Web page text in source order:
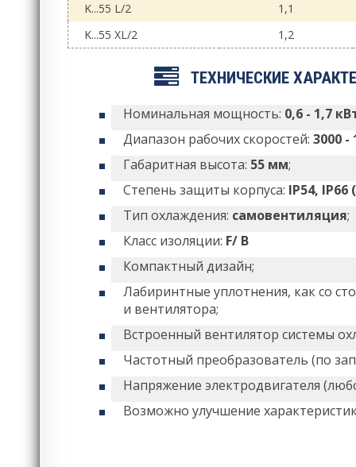
K...55 L/2
1,1
K...55 XL/2
1,2
ТЕХНИЧЕСКИЕ
Номинальная мощность: 0,6 - 1,7
Диапазон рабочих скоростей: 3000 -
Габаритная высота: 55 мм;
Степень защиты корпуса: IP54, IP66
Тип охлаждения: самовентиляция;
Класс изоляции: F/ B
Компактный дизайн;
Лабиринтные уплотнения, как со
и вентилятора;
Встроенный вентилятор системы
Частотный преобразователь (по
Напряжение электродвигателя
Возможно улучшение